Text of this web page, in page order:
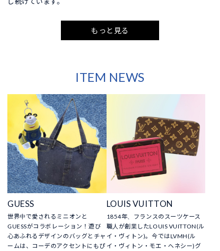
もっと見る
ITEM NEWS
GUESS
世界中で愛されるミニオンと
GUESSがコラボレーション！遊び
心あふれるデザインのバッグとチャ
ームは、コーデのアクセントにもぴ
LOUIS VUITTON
1854年、フランスのスーツケース
職人が創業したLOUIS VUITTON(ル
イ・ヴィトン)。今ではLVMH(ル
イ・ヴィトン・モエ・ヘネシー)グ